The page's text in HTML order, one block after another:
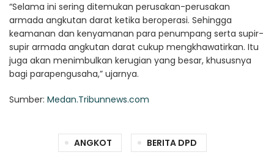
“Selama ini sering ditemukan perusakan-perusakan
armada angkutan darat ketika beroperasi. Sehingga
keamanan dan kenyamanan para penumpang serta supir-
supir armada angkutan darat cukup mengkhawatirkan. Itu
juga akan menimbulkan kerugian yang besar, khususnya
bagi parapengusaha,” ujarnya.
Sumber: Medan.Tribunnews.com
ANGKOT BERITA DPD